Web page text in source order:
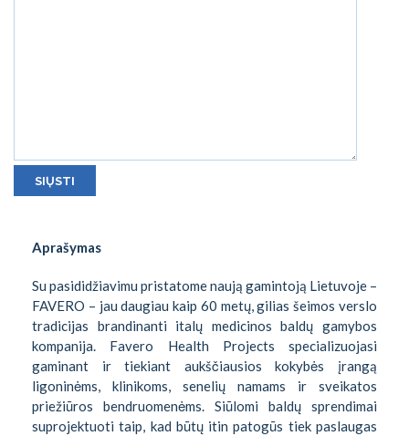
Aprašymas
Su pasididžiavimu pristatome naują gamintoją Lietuvoje –
FAVERO – jau daugiau kaip 60 metų, gilias šeimos verslo
tradicijas brandinanti italų medicinos baldų gamybos
kompanija. Favero Health Projects specializuojasi
gaminant ir tiekiant aukščiausios kokybės įrangą
ligoninėms, klinikoms, senelių namams ir sveikatos
priežiūros bendruomenėms. Siūlomi baldų sprendimai
suprojektuoti taip, kad būtų itin patogūs tiek paslaugas